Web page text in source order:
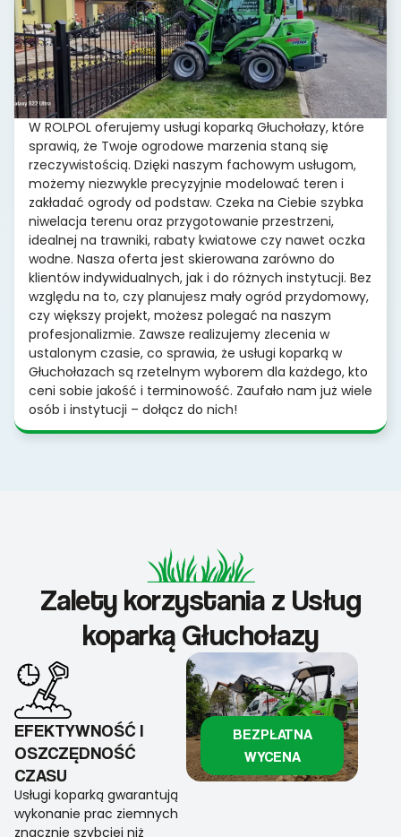
W ROLPOL oferujemy usługi koparką Głuchołazy, które
sprawią, że Twoje ogrodowe marzenia staną się
rzeczywistością. Dzięki naszym fachowym usługom,
możemy niezwykle precyzyjnie modelować teren i
zakładać ogrody od podstaw. Czeka na Ciebie szybka
niwelacja terenu oraz przygotowanie przestrzeni,
idealnej na trawniki, rabaty kwiatowe czy nawet oczka
wodne. Nasza oferta jest skierowana zarówno do
klientów indywidualnych, jak i do różnych instytucji. Bez
względu na to, czy planujesz mały ogród przydomowy,
czy większy projekt, możesz polegać na naszym
profesjonalizmie. Zawsze realizujemy zlecenia w
ustalonym czasie, co sprawia, że usługi koparką w
Głuchołazach są rzetelnym wyborem dla każdego, kto
ceni sobie jakość i terminowość. Zaufało nam już wiele
osób i instytucji – dołącz do nich!
Zalety korzystania z Usług
koparką Głuchołazy
EFEKTYWNOŚĆ I
OSZCZĘDNOŚĆ
CZASU
Usługi koparką gwarantują
wykonanie prac ziemnych
znacznie szybciej niż
BEZPŁATNA
WYCENA